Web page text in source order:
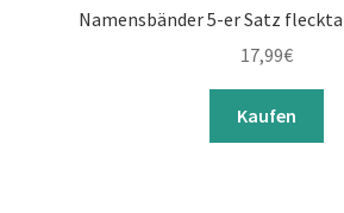
Namensbänder 5-er Satz
17,99€
Kaufen